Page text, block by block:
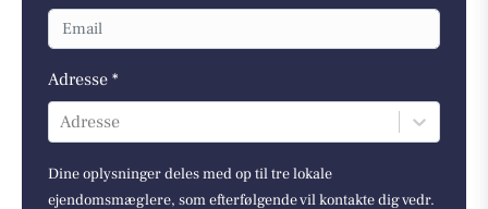
Adresse *
Adresse
Dine oplysninger deles med op til tre lokale
ejendomsmæglere, som efterfølgende vil kontakte dig vedr.